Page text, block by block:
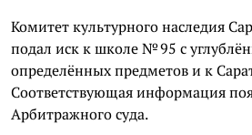
Комитет культурного наследия
подал иск к школе № 95 с
определённых предметов и к
Соответствующая информация
Арбитражного суда.